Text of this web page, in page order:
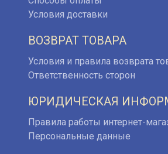
Условия доставки
ВОЗВРАТ ТОВАРА
Условия и правила возврата
Ответственность сторон
ЮРИДИЧЕСКАЯ
Правила работы интернет-
Персональные данные